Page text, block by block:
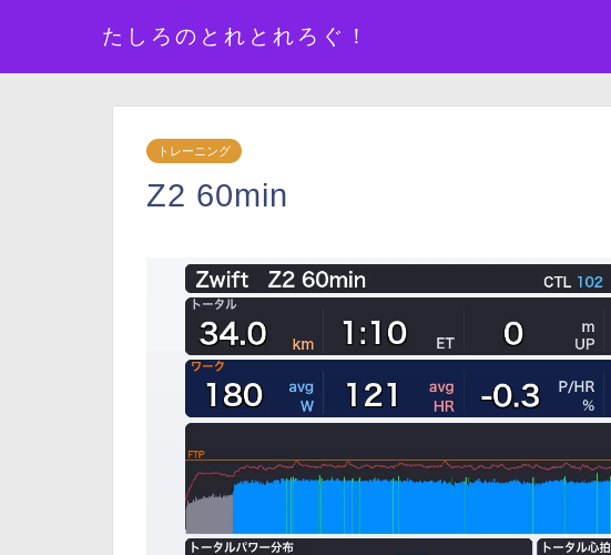
たしろのとれとれろぐ！
トレーニング
Z2 60min